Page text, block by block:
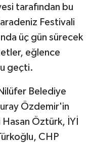
tarafından bu
Festivali
üç gün sürecek
eğlence
geçti.
Belediye
Özdemir'in
Hasan Öztürk, İYİ
CHP